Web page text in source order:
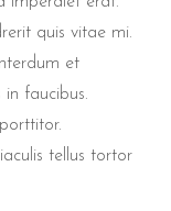
quis vitae mi.
et
faucibus.
tellus tortor